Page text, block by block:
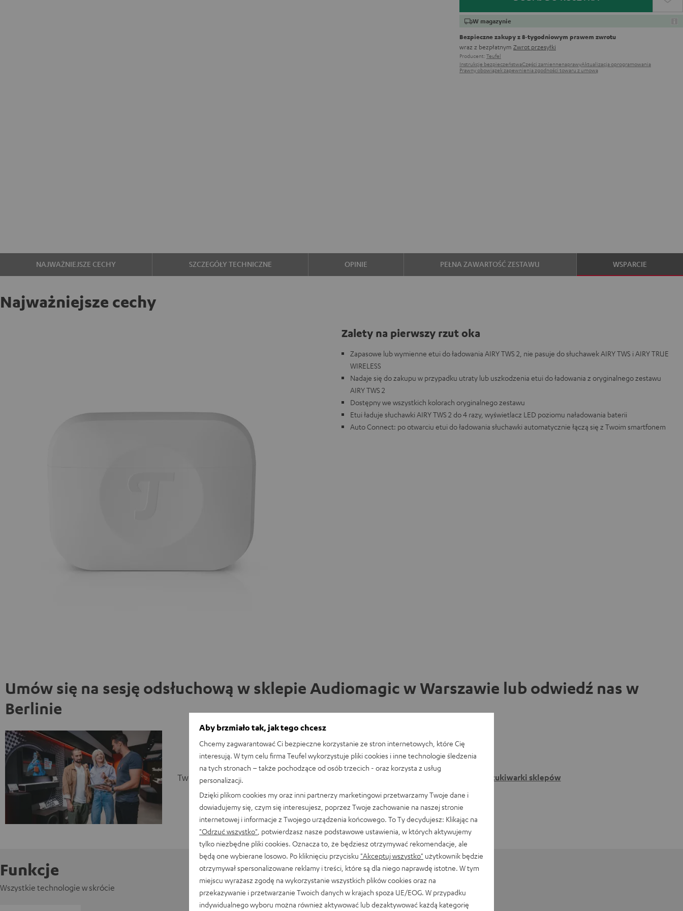
W magazynie
Bezpieczne zakupy z 8‑tygodniowym prawem zwrotu
wraz z bezpłatnym Zwrot przesyłki
Producent: Teufel
Instrukcje bezpieczeństwaCzęści zamiennenaprawyAktualizacja oprogramowania
Prawny obowiązek zapewnienia zgodności towaru z umową
NAJWAŻNIEJSZE CECHY SZCZEGÓŁY TECHNICZNE OPINIE PEŁNA ZAWARTOŚĆ ZESTAWU WSPARCIE
Najważniejsze cechy
Zalety na pierwszy rzut oka
Zapasowe lub wymienne etui do ładowania AIRY TWS 2, nie pasuje do słuchawek AIRY TWS i AIRY TRUE
WIRELESS
Nadaje się do zakupu w przypadku utraty lub uszkodzenia etui do ładowania z oryginalnego zestawu
AIRY TWS 2
Dostępny we wszystkich kolorach oryginalnego zestawu
Etui ładuje słuchawki AIRY TWS 2 do 4 razy, wyświetlacz LED poziomu naładowania baterii
Auto Connect: po otwarciu etui do ładowania słuchawki automatycznie łączą się z Twoim smartfonem
Umów się na sesję odsłuchową w sklepie Audiomagic w Warszawie lub odwiedź nas w
Berlinie
Twoja sesja odsłuchowa
Gęsia skórka gwarantowana! Zajrzyj do sklepu
naszego partnera w Warszawie lub przyjdź do
naszego sklepu w Berlinie i przetestuj nasze
produkty na własnych uszach! Czy to
5.1 – pracownicy sklepu służą Ci pomocą i fachową
radą. Umów się na wizytę w sklepie z doradcami i
odkryj dźwięk Teufel na żywo.
Do wyszukiwarki sklepów
Funkcje
Wszystkie technologie w skrócie
Aby brzmiało tak, jak tego chcesz
Chcemy zagwarantować Ci bezpieczne korzystanie ze stron internetowych, które Cię
interesują. W tym celu firma Teufel wykorzystuje pliki cookies i inne technologie śledzenia
na tych stronach – także pochodzące od osób trzecich - oraz korzysta z usług
personalizacji.
Dzięki plikom cookies my oraz inni partnerzy marketingowi przetwarzamy Twoje dane i
dowiadujemy się, czym się interesujesz, poprzez Twoje zachowanie na naszej stronie
internetowej i informacje z Twojego urządzenia końcowego. To Ty decydujesz: Klikając na
"Odrzuć wszystko" , potwierdzasz nasze podstawowe ustawienia, w których aktywujemy
tylko niezbędne pliki cookies. Oznacza to, że będziesz otrzymywać rekomendacje, ale
będą one wybierane losowo. Po kliknięciu przycisku "Akceptuj wszystko" użytkownik będzie
otrzymywał spersonalizowane reklamy i treści, które są dla niego naprawdę istotne. W tym
miejscu wyrażasz zgodę na wykorzystanie wszystkich plików cookies oraz na
przekazywanie i przetwarzanie Twoich danych w krajach spoza UE/EOG. W przypadku
indywidualnego wyboru można również aktywować lub dezaktywować każdą kategorię